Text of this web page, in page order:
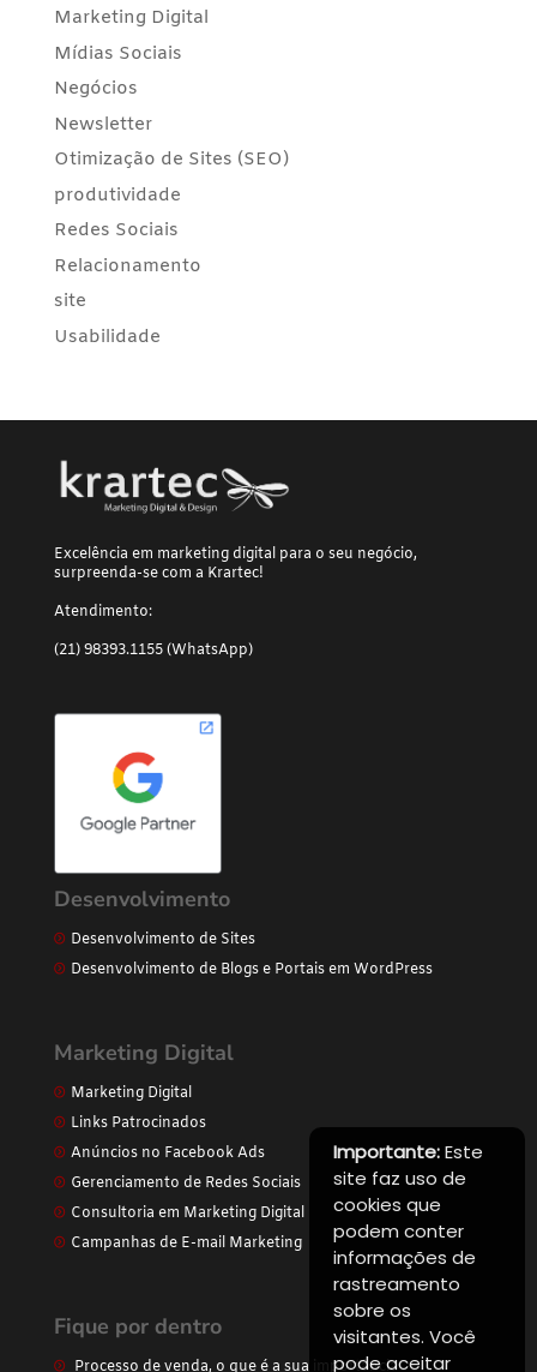
Marketing Digital
Mídias Sociais
Negócios
Newsletter
Otimização de Sites (SEO)
produtividade
Redes Sociais
Relacionamento
site
Usabilidade
Excelência em marketing digital para o seu negócio,
surpreenda-se com a Krartec!
Atendimento:
(21) 98393.1155 (WhatsApp)
Desenvolvimento
Desenvolvimento de Sites
Desenvolvimento de Blogs e Portais em WordPress
Marketing Digital
Marketing Digital
Links Patrocinados
Anúncios no Facebook Ads
Gerenciamento de Redes Sociais
Consultoria em Marketing Digital
Campanhas de E-mail Marketing
Fique por dentro
Processo de venda, o que é a sua importância
Importante:Este
site faz uso de
cookies que
podem conter
informações de
rastreamento
sobre os
visitantes. Você
pode aceitar